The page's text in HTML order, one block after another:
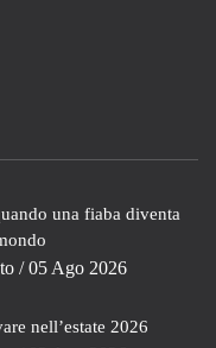
una fiaba diventa
/ 05 Ago 2026
nell’estate 2026